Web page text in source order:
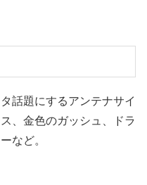
話題にするアンテナサイ
、金色のガッシュ、ドラ
など。